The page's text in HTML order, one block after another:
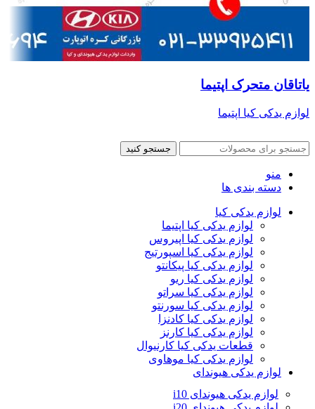
یاتاقان متحرک اپتیما
لوازم یدکی کیا اپتیما
جستجو کنید
منو
دسته بندی ها
لوازم یدکی کیا
لوازم یدکی کیا اپتیما
لوازم یدکی کیا اپیروس
لوازم یدکی کیا اسپورتیج
لوازم یدکی کیا پیکانتو
لوازم یدکی کیا ریو
لوازم یدکی کیا سراتو
لوازم یدکی کیا سورنتو
لوازم یدکی کیا کادنزا
لوازم یدکی کیا کارنز
قطعات یدکی کیا کارنیوال
لوازم یدکی کیا موهاوی
لوازم یدکی هیوندای
لوازم یدکی هیوندای i10